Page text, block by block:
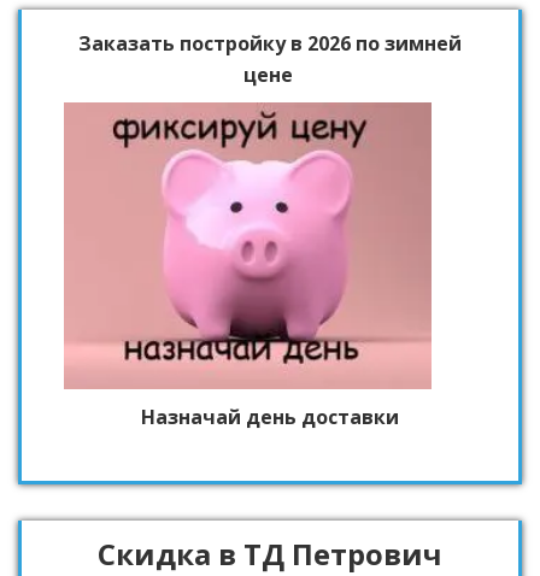
Заказать постройку в 2026 по зимней
цене
Назначай день доставки
Скидка в ТД Петрович